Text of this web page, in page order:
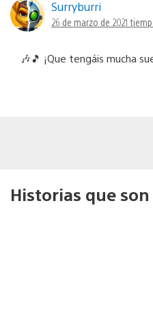
Surryburri
26 de marzo de 2021
🎶🎵 ¡Que tengáis mucha
Historias que